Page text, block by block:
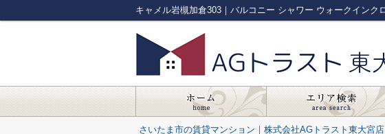
さいたま市の賃貸マンション｜株式会社AGトラスト東大宮店